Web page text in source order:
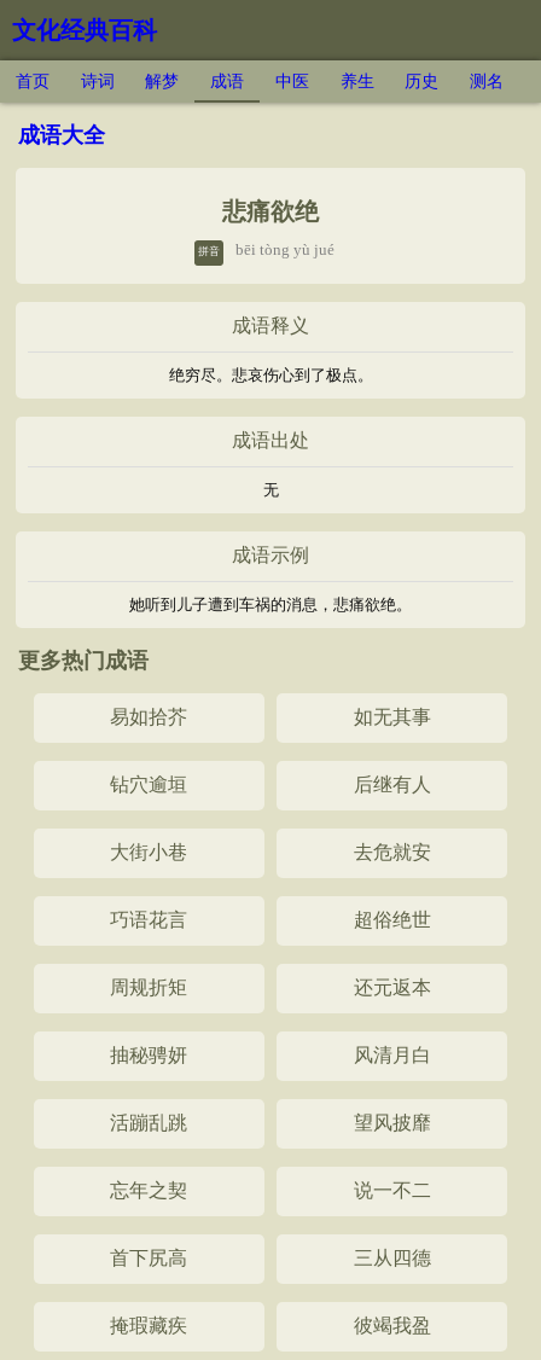
文化经典百科
首页 诗词 解梦 成语 中医 养生 历史 测名
成语大全
悲痛欲绝
拼音 bēi tòng yù jué
成语释义
绝穷尽。悲哀伤心到了极点。
成语出处
无
成语示例
她听到儿子遭到车祸的消息，悲痛欲绝。
更多热门成语
易如拾芥 如无其事
钻穴逾垣 后继有人
大街小巷 去危就安
巧语花言 超俗绝世
周规折矩 还元返本
抽秘骋妍 风清月白
活蹦乱跳 望风披靡
忘年之契 说一不二
首下尻高 三从四德
掩瑕藏疾 彼竭我盈